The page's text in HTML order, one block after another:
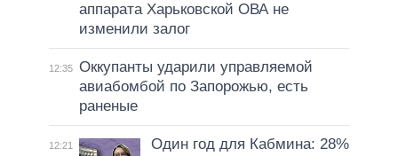
аппарата Харьковской ОВА не
изменили залог
12:35 Оккупанты ударили управляемой
авиабомбой по Запорожью, есть
раненые
12:21
Один год для Кабмина: 28%